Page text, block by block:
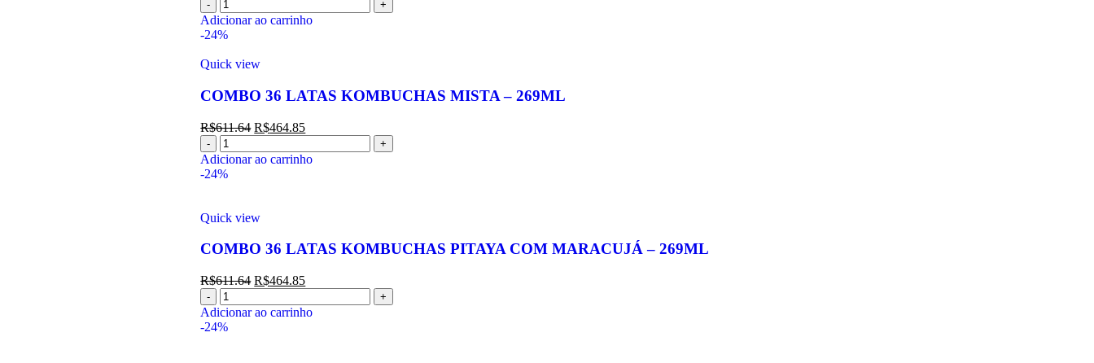
Adicionar ao carrinho
-24%
Quick view
COMBO 36 LATAS KOMBUCHAS MISTA – 269ML
R$611.64 R$464.85
Adicionar ao carrinho
-24%
Quick view
COMBO 36 LATAS KOMBUCHAS PITAYA COM MARACUJÁ – 269ML
R$611.64 R$464.85
Adicionar ao carrinho
-24%